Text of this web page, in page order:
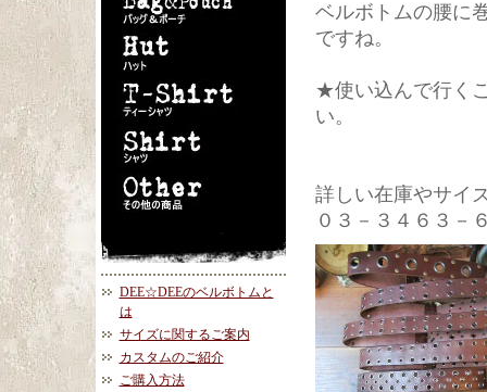
DEE☆DEEのベルボトムと
は
サイズに関するご案内
カスタムのご紹介
ご購入方法
ベルボトムの腰に
ですね。
★使い込んで行く
い。
詳しい在庫やサイ
０３－３４６３－